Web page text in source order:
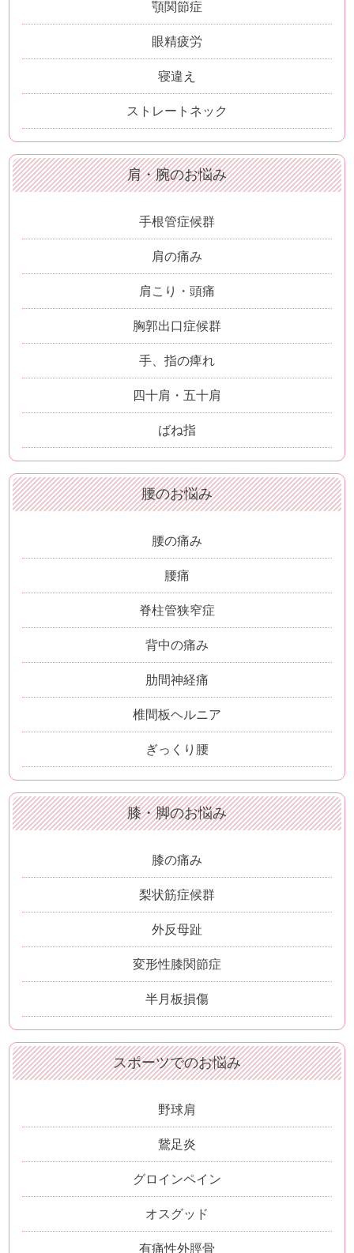
顎関節症
眼精疲労
寝違え
ストレートネック
肩・腕のお悩み
手根管症候群
肩の痛み
肩こり・頭痛
胸郭出口症候群
手、指の痺れ
四十肩・五十肩
ばね指
腰のお悩み
腰の痛み
腰痛
脊柱管狭窄症
背中の痛み
肋間神経痛
椎間板ヘルニア
ぎっくり腰
膝・脚のお悩み
膝の痛み
梨状筋症候群
外反母趾
変形性膝関節症
半月板損傷
スポーツでのお悩み
野球肩
鵞足炎
グロインペイン
オスグッド
有痛性外脛骨